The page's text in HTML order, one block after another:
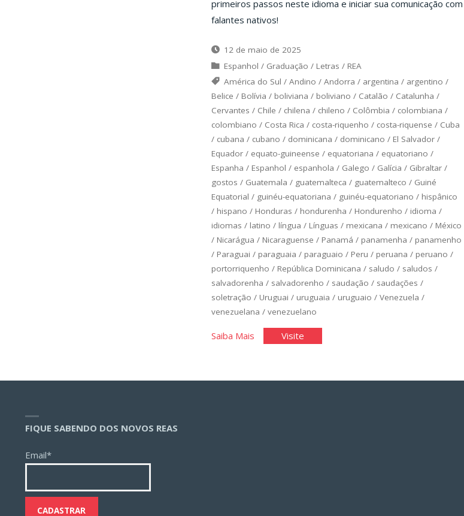
primeiros passos neste idioma e iniciar sua comunicação com
falantes nativos!
12 de maio de 2025
Espanhol / Graduação / Letras / REA
América do Sul /Andino /Andorra / argentina / argentino /
Belice / Bolívia / boliviana / boliviano / Catalão / Catalunha /
Cervantes / Chile / chilena / chileno / Colômbia / colombiana /
colombiano / Costa Rica / costa-riquenho / costa-riquense / Cuba
/ cubana / cubano / dominicana / dominicano / El Salvador/
Equador/ equato-guineense / equatoriana / equatoriano /
Espanha / Espanhol / espanhola / Galego / Galícia / Gibraltar/
gostos / Guatemala / guatemalteca / guatemalteco / Guiné
Equatorial / guinéu-equatoriana / guinéu-equatoriano / hispânico
/ hispano / Honduras / hondurenha / Hondurenho / idioma /
idiomas / latino / língua / Línguas / mexicana / mexicano / México
/ Nicarágua / Nicaraguense / Panamá / panamenha / panamenho
/ Paraguai / paraguaia / paraguaio / Peru / peruana / peruano /
portorriquenho / República Dominicana / saludo / saludos /
salvadorenha / salvadorenho / saudação / saudações /
soletração / Uruguai / uruguaia / uruguaio / Venezuela /
venezuelana / venezuelano
Saiba Mais"Espanhol
1"
Visite"Espanhol
1"
FIQUE SABENDO DOS NOVOS REAS
Email*